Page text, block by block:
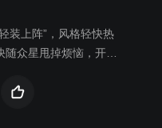
装上阵”，风格轻快热
随众星甩掉烦恼，开